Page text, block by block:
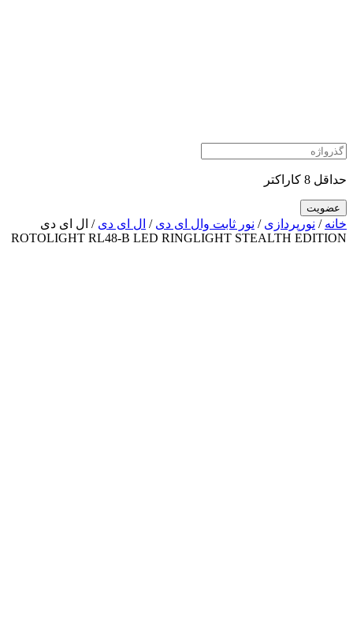
حداقل 8 کاراکتر
خانه / نورپردازی / نور ثابت وال ای دی / ال ای دی / ال ای دی
ROTOLIGHT RL48-B LED RINGLIGHT STEALTH EDITION